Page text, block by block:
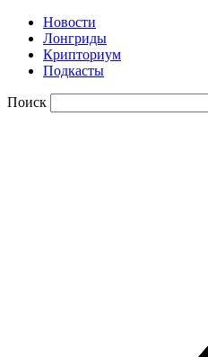
Новости
Лонгриды
Крипториум
Подкасты
Поиск